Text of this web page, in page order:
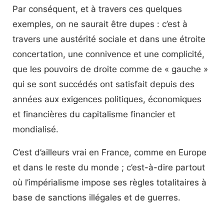
Par conséquent, et à travers ces quelques
exemples, on ne saurait être dupes : c’est à
travers une austérité sociale et dans une étroite
concertation, une connivence et une complicité,
que les pouvoirs de droite comme de « gauche »
qui se sont succédés ont satisfait depuis des
années aux exigences politiques, économiques
et financières du capitalisme financier et
mondialisé.
C’est d’ailleurs vrai en France, comme en Europe
et dans le reste du monde ; c’est-à-dire partout
où l’impérialisme impose ses règles totalitaires à
base de sanctions illégales et de guerres.